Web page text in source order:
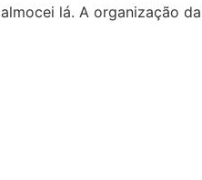
lá. A organização da